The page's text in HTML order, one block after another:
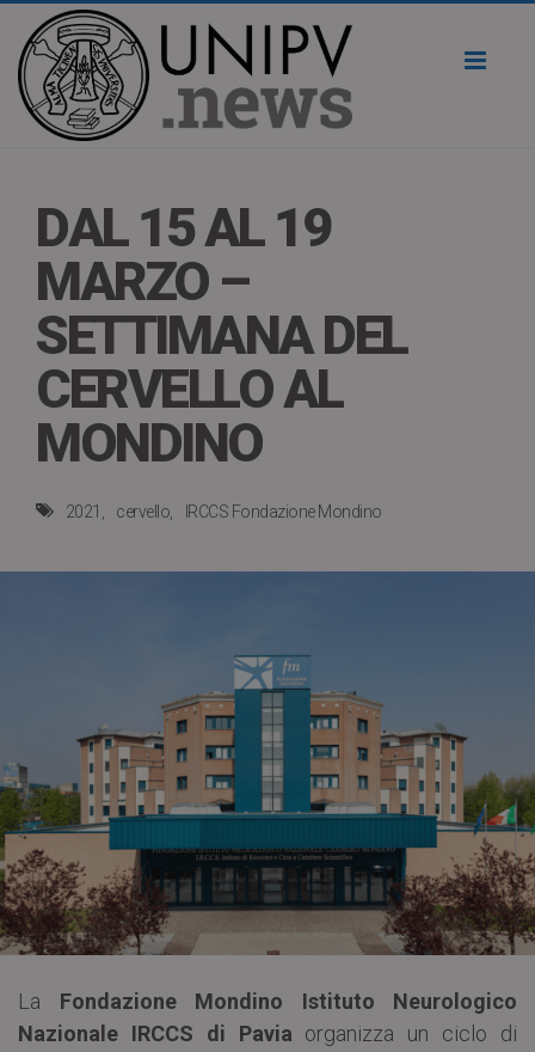
DAL 15 AL 19
MARZO –
SETTIMANA DEL
CERVELLO AL
MONDINO
2021 cervello IRCCS Fondazione Mondino
La Fondazione Mondino Istituto Neurologico
Nazionale IRCCS di Pavia organizza un ciclo di